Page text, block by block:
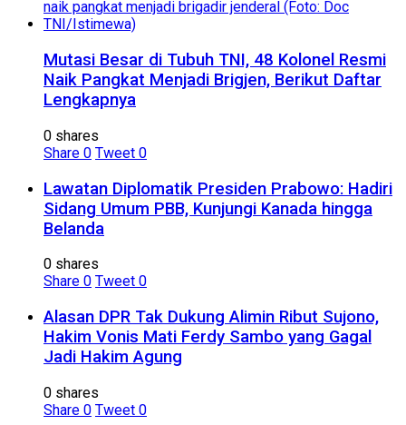
Mutasi Besar di Tubuh TNI, 48 Kolonel Resmi
Naik Pangkat Menjadi Brigjen, Berikut Daftar
Lengkapnya
0 shares
Share 0 Tweet 0
Lawatan Diplomatik Presiden Prabowo: Hadiri
Sidang Umum PBB, Kunjungi Kanada hingga
Belanda
0 shares
Share 0 Tweet 0
Alasan DPR Tak Dukung Alimin Ribut Sujono,
Hakim Vonis Mati Ferdy Sambo yang Gagal
Jadi Hakim Agung
0 shares
Share 0 Tweet 0